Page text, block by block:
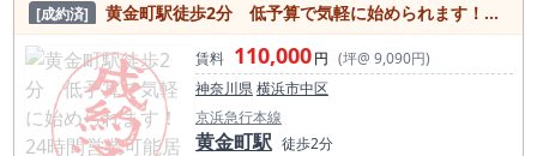
[成約済] 黄金町駅徒歩2分 低予算で気軽に始められます！24時間営業可能居抜き物件
賃料 110,000円 (坪@ 9,090円)
神奈川県横浜市中区
京浜急行本線
黄金町駅 徒歩2分